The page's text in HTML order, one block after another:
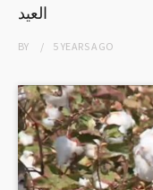
العيد
BY 5 YEARSAGO